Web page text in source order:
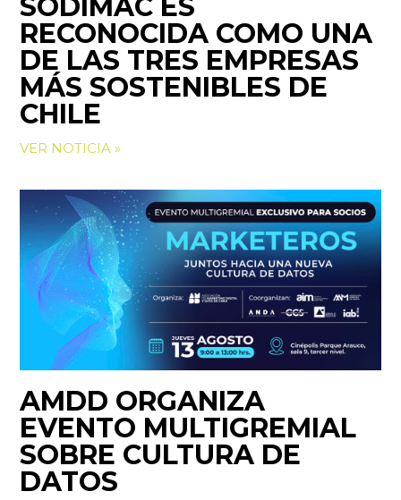
SODIMAC ES
RECONOCIDA COMO UNA
DE LAS TRES EMPRESAS
MÁS SOSTENIBLES DE
CHILE
VER NOTICIA »
AMDD ORGANIZA
EVENTO MULTIGREMIAL
SOBRE CULTURA DE
DATOS